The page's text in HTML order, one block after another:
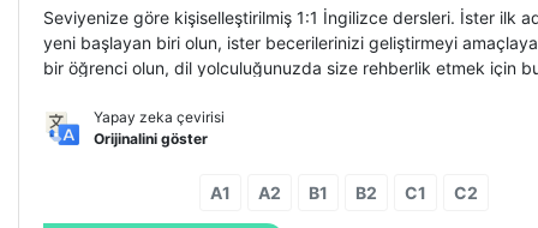
Seviyenize göre kişiselleştirilmiş 1:1 İngilizce dersleri. İster ilk
yeni başlayan biri olun, ister becerilerinizi geliştirmeyi
bir öğrenci olun, dil yolculuğunuzda size rehberlik etmek için
Yapay zeka çevirisi
Orijinalini göster
A1 A2 B1 B2 C1 C2